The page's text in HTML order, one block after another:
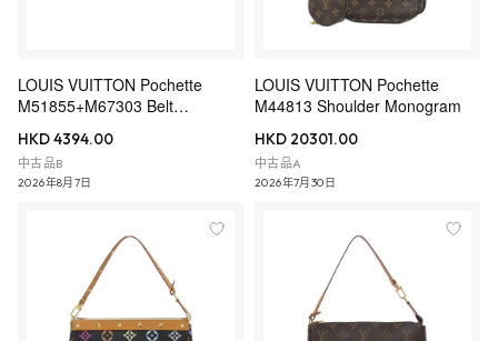
LOUIS VUITTON Pochette
M51855+M67303 Belt
HKD 4394.00
中古品B
2026年8月7日
LOUIS VUITTON Pochette
M44813 Shoulder Monogram
HKD 20301.00
中古品A
2026年7月30日